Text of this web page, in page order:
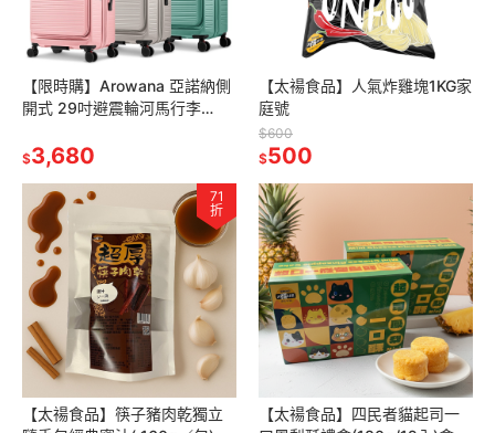
【限時購】Arowana 亞諾納側
開式 29吋避震輪河馬行李
$3,680
【太禓食品】人氣炸雞塊1KG家
庭號
$600
$500
71
折
【太禓食品】筷子豬肉乾獨立
【太禓食品】四民者貓起司一